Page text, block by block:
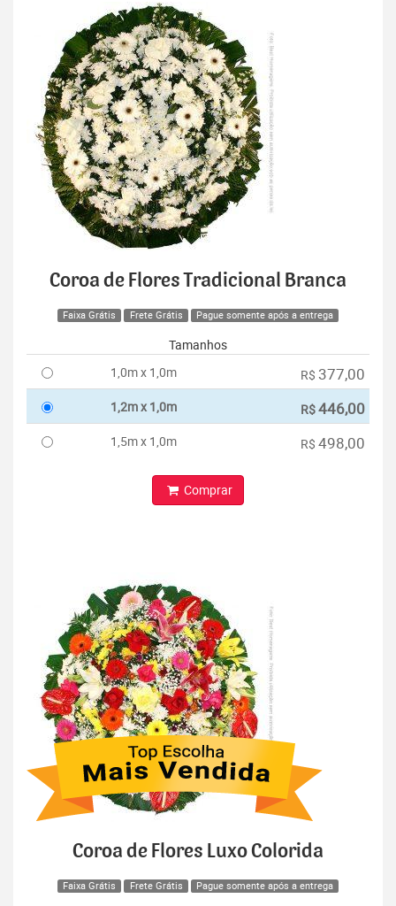
Coroa de Flores Tradicional Branca
Faixa Grátis Frete Grátis Pague somente após a entrega
Tamanhos
1,0m x 1,0m
R$ 377,00
1,2m x 1,0m R$446,00
1,5m x 1,0m R$ 498,00
Comprar
Coroa de Flores Luxo Colorida
Faixa Grátis Frete Grátis Pague somente após a entrega